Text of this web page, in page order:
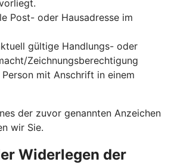
Post- oder Hausadresse im
gültige Handlungs- oder
Zeichnungsberechtigung
mit Anschrift in einem
der zuvor genannten Anzeichen
wir Sie.
Widerlegen der